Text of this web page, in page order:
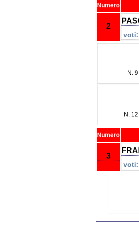
Numero
2
voti:
N.
N.
Numero
3
voti: